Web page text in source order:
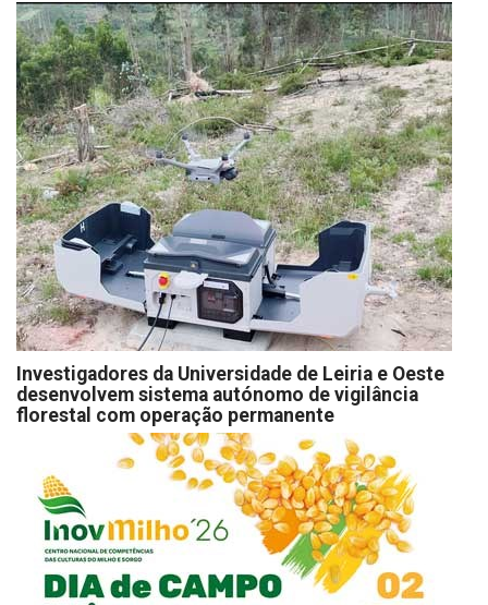
Investigadores da Universidade de Leiria e Oeste
desenvolvem sistema autónomo de vigilância
florestal com operação permanente